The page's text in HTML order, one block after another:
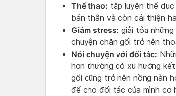
Thể thao: tập luyện thể
bản thân và còn cải thiện
Giảm stress: giải tỏa
chuyện chăn gối trở nên
Nói chuyện với đối tác:
hơn thường có xu hướng
gối cũng trở nên nồng nàn
để cho đối tác của mình cơ